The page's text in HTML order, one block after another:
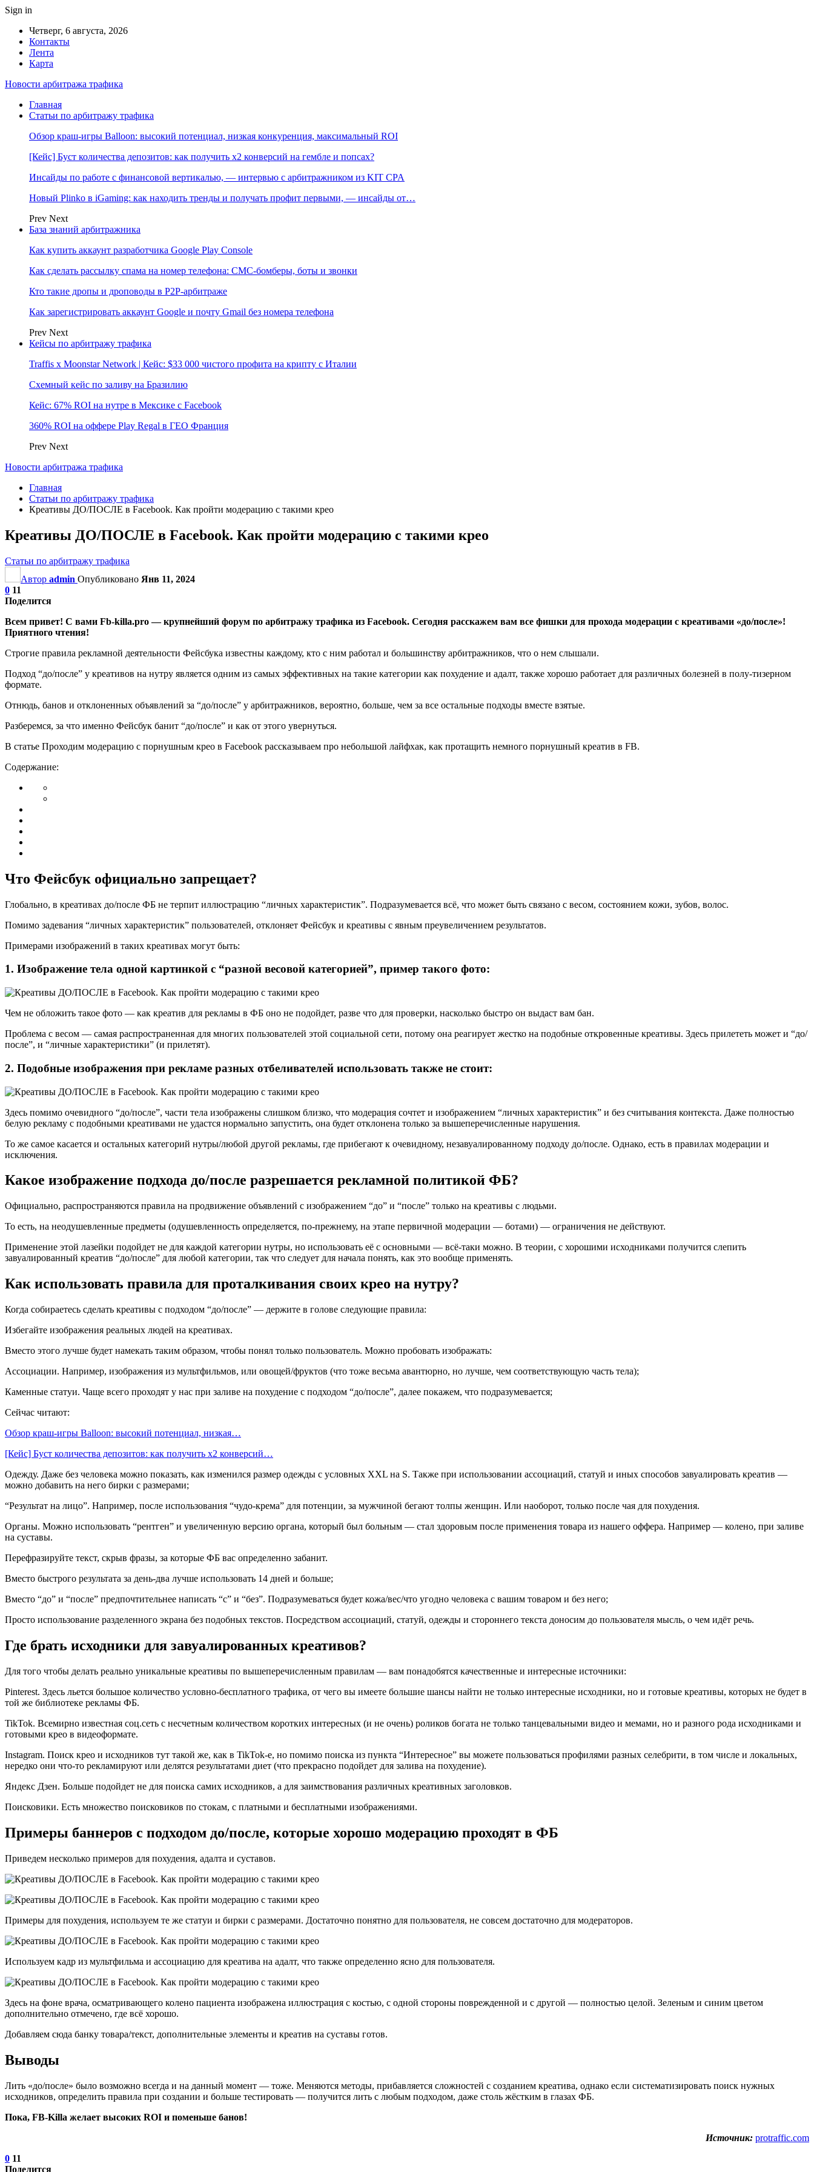
Sign in
Четверг, 6 августа, 2026
Контакты
Лента
Карта
Новости арбитража трафика
Главная
Статьи по арбитражу трафика
Обзор краш-игры Balloon: высокий потенциал, низкая конкуренция, максимальный ROI
[Кейс] Буст количества депозитов: как получить х2 конверсий на гембле и попсах?
Инсайды по работе с финансовой вертикалью, — интервью с арбитражником из KIT CPA
Новый Plinko в iGaming: как находить тренды и получать профит первыми, — инсайды от…
Prev Next
База знаний арбитражника
Как купить аккаунт разработчика Google Play Console
Как сделать рассылку спама на номер телефона: СМС-бомберы, боты и звонки
Кто такие дропы и дроповоды в P2P-арбитраже
Как зарегистрировать аккаунт Google и почту Gmail без номера телефона
Prev Next
Кейсы по арбитражу трафика
Traffis x Moonstar Network | Кейс: $33 000 чистого профита на крипту с Италии
Схемный кейс по заливу на Бразилию
Кейс: 67% ROI на нутре в Мексике с Facebook
360% ROI на оффере Play Regal в ГЕО Франция
Prev Next
Новости арбитража трафика
Главная
Статьи по арбитражу трафика
Креативы ДО/ПОСЛЕ в Facebook. Как пройти модерацию с такими крео
Креативы ДО/ПОСЛЕ в Facebook. Как пройти модерацию с такими крео
Статьи по арбитражу трафика
Автор admin Опубликовано Янв 11, 2024
0 11
Поделится
Всем привет! С вами Fb-killa.pro — крупнейший форум по арбитражу трафика из Facebook. Сегодня расскажем вам все фишки для прохода модерации с креативами «до/после»!
Приятного чтения!
Строгие правила рекламной деятельности Фейсбука известны каждому, кто с ним работал и большинству арбитражников, что о нем слышали.
Подход “до/после” у креативов на нутру является одним из самых эффективных на такие категории как похудение и адалт, также хорошо работает для различных болезней в полу-тизерном
формате.
Отнюдь, банов и отклоненных объявлений за “до/после” у арбитражников, вероятно, больше, чем за все остальные подходы вместе взятые.
Разберемся, за что именно Фейсбук банит “до/после” и как от этого увернуться.
В статье Проходим модерацию с порнушным крео в Facebook рассказываем про небольшой лайфхак, как протащить немного порнушный креатив в FB.
Содержание:
Что Фейсбук официально запрещает?​
Глобально, в креативах до/после ФБ не терпит иллюстрацию “личных характеристик”. Подразумевается всё, что может быть связано с весом, состоянием кожи, зубов, волос.
Помимо задевания “личных характеристик” пользователей, отклоняет Фейсбук и креативы с явным преувеличением результатов.
Примерами изображений в таких креативах могут быть:
1. Изображение тела одной картинкой с “разной весовой категорией”, пример такого фото:
Чем не обложить такое фото — как креатив для рекламы в ФБ оно не подойдет, разве что для проверки, насколько быстро он выдаст вам бан.
Проблема с весом — самая распространенная для многих пользователей этой социальной сети, потому она реагирует жестко на подобные откровенные креативы. Здесь прилететь может и “до/
после”, и “личные характеристики” (и прилетят).
2. Подобные изображения при рекламе разных отбеливателей использовать также не стоит:
Здесь помимо очевидного “до/после”, части тела изображены слишком близко, что модерация сочтет и изображением “личных характеристик” и без считывания контекста. Даже полностью
белую рекламу с подобными креативами не удастся нормально запустить, она будет отклонена только за вышеперечисленные нарушения.
То же самое касается и остальных категорий нутры/любой другой рекламы, где прибегают к очевидному, незавуалированному подходу до/после. Однако, есть в правилах модерации и
исключения.
Какое изображение подхода до/после разрешается рекламной политикой ФБ?​
Официально, распространяются правила на продвижение объявлений с изображением “до” и “после” только на креативы с людьми.
То есть, на неодушевленные предметы (одушевленность определяется, по-прежнему, на этапе первичной модерации — ботами) — ограничения не действуют.
Применение этой лазейки подойдет не для каждой категории нутры, но использовать её с основными — всё-таки можно. В теории, с хорошими исходниками получится слепить
завуалированный креатив “до/после” для любой категории, так что следует для начала понять, как это вообще применять.
Как использовать правила для проталкивания своих крео на нутру?​
Когда собираетесь сделать креативы с подходом “до/после” — держите в голове следующие правила:
Избегайте изображения реальных людей на креативах.
Вместо этого лучше будет намекать таким образом, чтобы понял только пользователь. Можно пробовать изображать:
Ассоциации. Например, изображения из мультфильмов, или овощей/фруктов (что тоже весьма авантюрно, но лучше, чем соответствующую часть тела);
Каменные статуи. Чаще всего проходят у нас при заливе на похудение с подходом “до/после”, далее покажем, что подразумевается;
Сейчас читают:
Обзор краш-игры Balloon: высокий потенциал, низкая…
[Кейс] Буст количества депозитов: как получить х2 конверсий…
Одежду. Даже без человека можно показать, как изменился размер одежды с условных XXL на S. Также при использовании ассоциаций, статуй и иных способов завуалировать креатив —
можно добавить на него бирки с размерами;
“Результат на лицо”. Например, после использования “чудо-крема” для потенции, за мужчиной бегают толпы женщин. Или наоборот, только после чая для похудения.
Органы. Можно использовать “рентген” и увеличенную версию органа, который был больным — стал здоровым после применения товара из нашего оффера. Например — колено, при заливе
на суставы.
Перефразируйте текст, скрыв фразы, за которые ФБ вас определенно забанит.
Вместо быстрого результата за день-два лучше использовать 14 дней и больше;
Вместо “до” и “после” предпочтительнее написать “с” и “без”. Подразумеваться будет кожа/вес/что угодно человека с вашим товаром и без него;
Просто использование разделенного экрана без подобных текстов. Посредством ассоциаций, статуй, одежды и стороннего текста доносим до пользователя мысль, о чем идёт речь.
Где брать исходники для завуалированных креативов?​
Для того чтобы делать реально уникальные креативы по вышеперечисленным правилам — вам понадобятся качественные и интересные источники:
Pinterest. Здесь льется большое количество условно-бесплатного трафика, от чего вы имеете большие шансы найти не только интересные исходники, но и готовые креативы, которых не будет в
той же библиотеке рекламы ФБ.
TikTok. Всемирно известная соц.сеть с несчетным количеством коротких интересных (и не очень) роликов богата не только танцевальными видео и мемами, но и разного рода исходниками и
готовыми крео в видеоформате.
Instagram. Поиск крео и исходников тут такой же, как в TikTok-е, но помимо поиска из пункта “Интересное” вы можете пользоваться профилями разных селебрити, в том числе и локальных,
нередко они что-то рекламируют или делятся результатами диет (что прекрасно подойдет для залива на похудение).
Яндекс Дзен. Больше подойдет не для поиска самих исходников, а для заимствования различных креативных заголовков.
Поисковики. Есть множество поисковиков по стокам, с платными и бесплатными изображениями.
Примеры баннеров с подходом до/после, которые хорошо модерацию проходят в ФБ​
Приведем несколько примеров для похудения, адалта и суставов.
Примеры для похудения, используем те же статуи и бирки с размерами. Достаточно понятно для пользователя, не совсем достаточно для модераторов.
Используем кадр из мультфильма и ассоциацию для креатива на адалт, что также определенно ясно для пользователя.
Здесь на фоне врача, осматривающего колено пациента изображена иллюстрация с костью, с одной стороны поврежденной и с другой — полностью целой. Зеленым и синим цветом
дополнительно отмечено, где всё хорошо.
Добавляем сюда банку товара/текст, дополнительные элементы и креатив на суставы готов.
Выводы​
Лить «до/после» было возможно всегда и на данный момент — тоже. Меняются методы, прибавляется сложностей с созданием креатива, однако если систематизировать поиск нужных
исходников, определить правила при создании и больше тестировать — получится лить с любым подходом, даже столь жёстким в глазах ФБ.
Пока, FB-Killa желает высоких ROI и поменьше банов!
Источник: protraffic.com
0 11
Поделится